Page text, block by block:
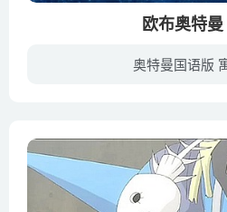
欧布奥特
奥特曼国语版